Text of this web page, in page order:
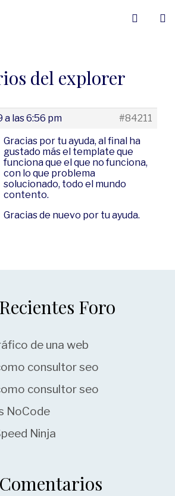
del explorer
a las 6:56 pm
#84211
Gracias por tu ayuda, al final ha
gustado más el template que
funciona que el que no funciona,
con lo que problema
solucionado, todo el mundo
contento.
Gracias de nuevo por tu ayuda.
Foro
de una web
consultor seo
consultor seo
NoCode
Ninja